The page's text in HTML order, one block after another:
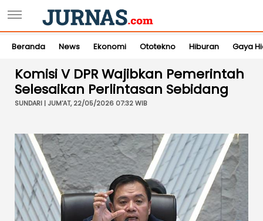
Beranda News Ekonomi Ototekno Hiburan Gaya
Komisi V DPR Wajibkan Pemerintah
Selesaikan Perlintasan Sebidang
SUNDARI | JUM'AT, 22/05/2026 07:32 WIB